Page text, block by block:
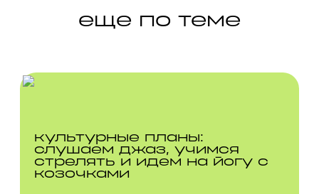
еще по теме
культурные планы:
слушаем джаз, учимся
стрелять и идем на йогу с
козочками